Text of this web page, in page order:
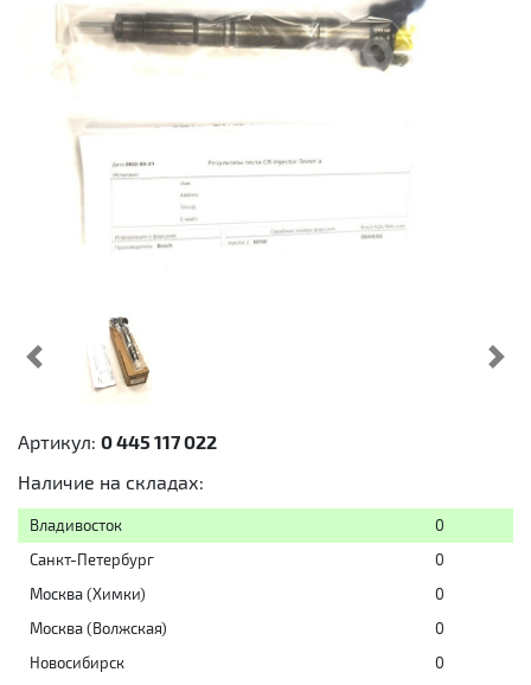
Предыдущий
Артикул: 0 445 117 022
Наличие на складах:
Владивосток
0
Санкт-Петербург
0
Москва (Химки)
0
Москва (Волжская)
0
Новосибирск
0